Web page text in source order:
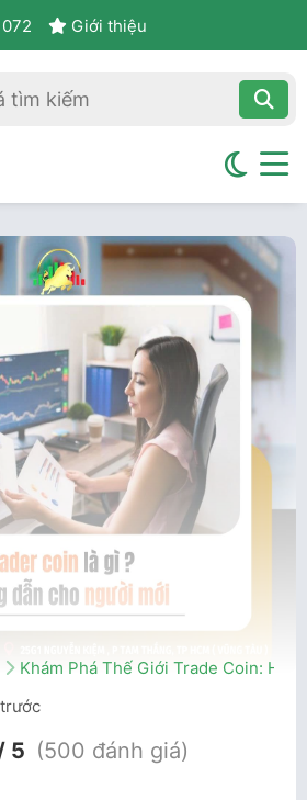
Giới thiệu
Khám Phá Thế Giới Trade Coin:
5 (500 đánh giá)